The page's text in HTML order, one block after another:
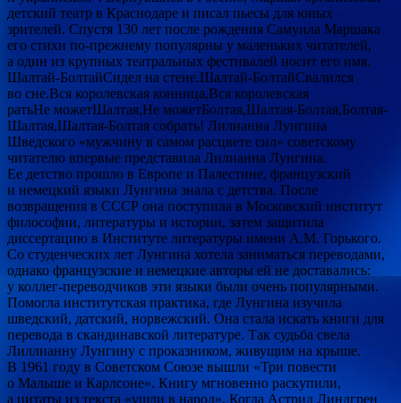
детский театр в Краснодаре и писал пьесы для юных
зрителей. Спустя 130 лет после рождения Самуила Маршака
его стихи по-прежнему популярны у маленьких читателей,
а один из крупных театральных фестивалей носит его имя.
Шалтай-БолтайСидел на стене.Шалтай-БолтайСвалился
во сне.Вся королевская конница,Вся королевская
ратьНе можетШалтая,Не можетБолтая,Шалтая-Болтая,Болтая-
Шалтая,Шалтая-Болтая собрать! Лилианна Лунгина
Шведского «мужчину в самом расцвете сил» советскому
читателю впервые представила Лилианна Лунгина.
Ее детство прошло в Европе и Палестине, французский
и немецкий языки Лунгина знала с детства. После
возвращения в СССР она поступила в Московский институт
философии, литературы и истории, затем защитила
диссертацию в Институте литературы имени А.М. Горького.
Со студенческих лет Лунгина хотела заниматься переводами,
однако французские и немецкие авторы ей не доставались:
у коллег-переводчиков эти языки были очень популярными.
Помогла институтская практика, где Лунгина изучила
шведский, датский, норвежский. Она стала искать книги для
перевода в скандинавской литературе. Так судьба свела
Лиллианну Лунгину с проказником, живущим на крыше.
В 1961 году в Советском Союзе вышли «Три повести
о Малыше и Карлсоне». Книгу мгновенно раскупили,
а цитаты из текста «ушли в народ». Когда Астрид Линдгрен